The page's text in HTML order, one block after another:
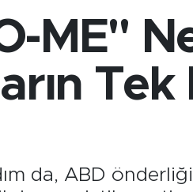
ME"
da, ABD
Fikstür